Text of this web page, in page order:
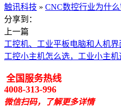
触讯科技 » CNC数控行业为什
分享到：
上一篇
工控机、工业平板电脑和人机
工控小主机怎么选，工业小主
全国服务热线
4008-313-996
微信扫码，了解更多详情